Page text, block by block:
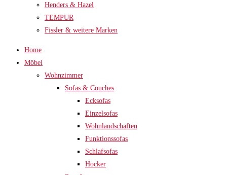
Henders & Hazel
TEMPUR
Fissler & weitere Marken
Home
Möbel
Wohnzimmer
Sofas & Couches
Ecksofas
Einzelsofas
Wohnlandschaften
Funktionssofas
Schlafsofas
Hocker